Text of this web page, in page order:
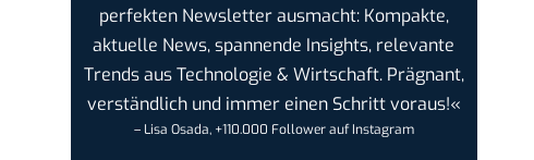
perfekten Newsletter ausmacht: Kompakte,
aktuelle News, spannende Insights, relevante
Trends aus Technologie & Wirtschaft. Prägnant,
verständlich und immer einen Schritt voraus!«
– Lisa Osada, +110.000 Follower auf Instagram